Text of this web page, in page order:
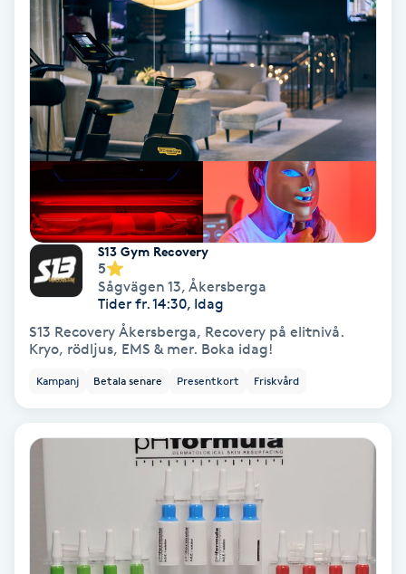
Medicinsk massage
Meditation
Medium
Megavolymfransar
Melasma
Mesoterapi
Nagelförlängning akryl
S13 Gym Recovery
5
Sågvägen 13, Åkersberga
Tider fr. 14:30, Idag
S13 Recovery Åkersberga, Recovery på elitnivå.
Kryo, rödljus, EMS & mer. Boka idag!
Kampanj Betala senare Presentkort Friskvård